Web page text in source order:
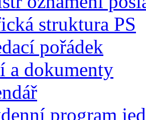
struktura PS
pořádek
a dokumenty
program